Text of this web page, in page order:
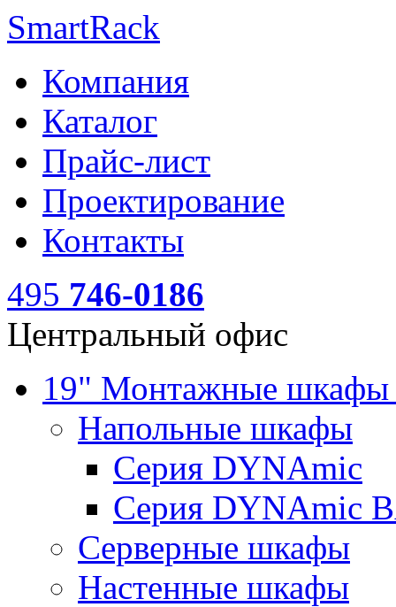
SmartRack
Компания
Каталог
Прайс-лист
Проектирование
Контакты
495 746-0186
Центральный офис
19" Монтажные
Напольные шкафы
Серия DYNAmic
Серия DYNAmic
Серверные шкафы
Настенные шкафы